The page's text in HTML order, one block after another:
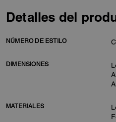
Detalles del
NÚMERO DE ESTILO
DIMENSIONES
MATERIALES